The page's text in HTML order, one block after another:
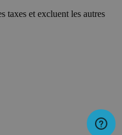
taxes et excluent les autres